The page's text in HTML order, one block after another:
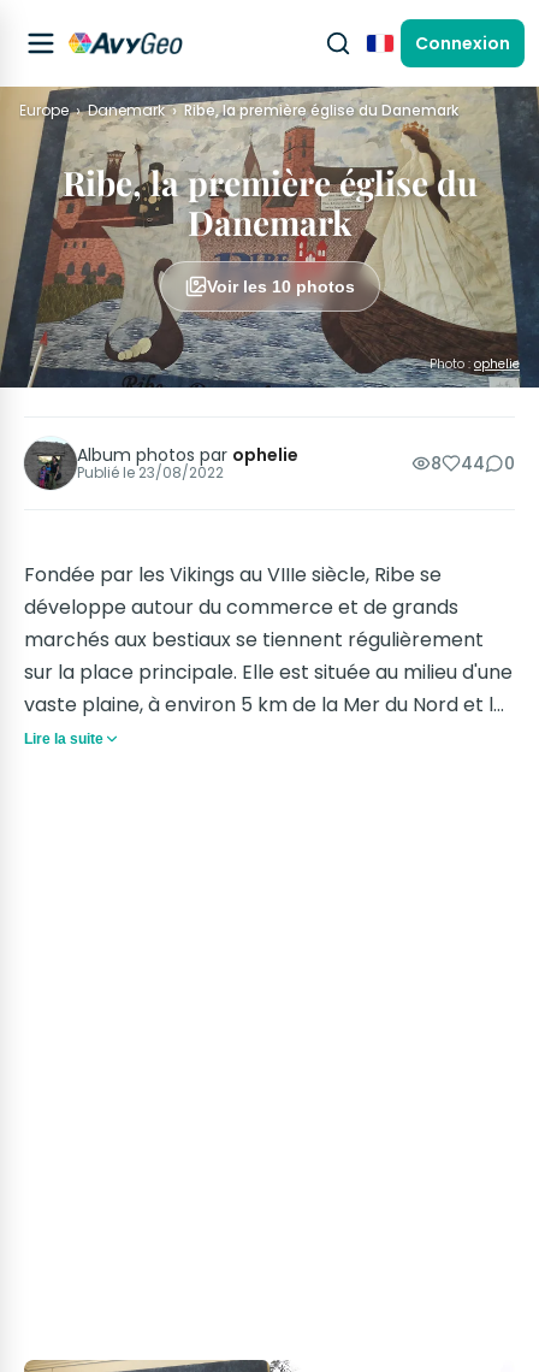
FrançaisConnexion
Europe Danemark Ribe, la première église du Danemark
Ribe, la première église du
Danemark
Voir les 10 photos
Photo : ophelie
Album photos par ophelie
Publié le23/08/2022 8 44 0
Fondée par les Vikings au VIIIe siècle, Ribe se
développe autour du commerce et de grands
marchés aux bestiaux se tiennent régulièrement
sur la place principale. Elle est située au milieu d'une
vaste plaine, à environ 5 km de la Mer du Nord et la
rivière navigable du même nom la connecte vers
Lire la suite